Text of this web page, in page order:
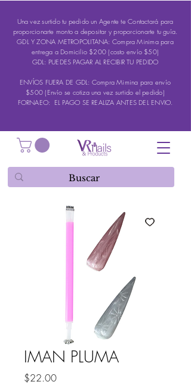
Una vez surtido tu pedido un Agente te Contactará para
proporcionarte monto a depositar y proporcionarte tu guía.
GDL Y ZONA METROPOLITANA: Compra Minima para
entrega a Domicilio $200 (costo envío $50)
GDL: PUEDES PAGAR AL RECIBIR TU PEDIDO
ENVÍOS FUERA DE GDL: Compra Mimina para envío
$500 (Envío se cotiza una vez surtido el pedido)
FORNAEO: EL PAGO SE REALIZA ANTES DEL ENVIO.
IMAN PLUMA
$22.00Precio